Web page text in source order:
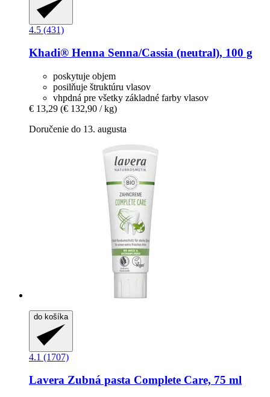
4.5 (431)
Khadi® Henna Senna/Cassia (neutral), 100 g
poskytuje objem
posilňuje štruktúru vlasov
vhpdná pre všetky základné farby vlasov
€ 13,29 (€ 132,90 / kg)
Doručenie do 13. augusta
do košíka
4.1 (1707)
Lavera Zubná pasta Complete Care, 75 ml